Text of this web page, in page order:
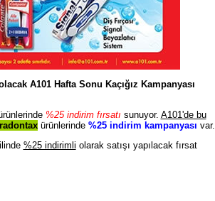
A101 Hafta Sonu Kaçığız Kampanyası
%25 indirim fırsatı sunuyor. A101'de bu
ürünlerinde %25 indirim kampanyası var.
%25 indirimli olarak satışı yapılacak fırsat